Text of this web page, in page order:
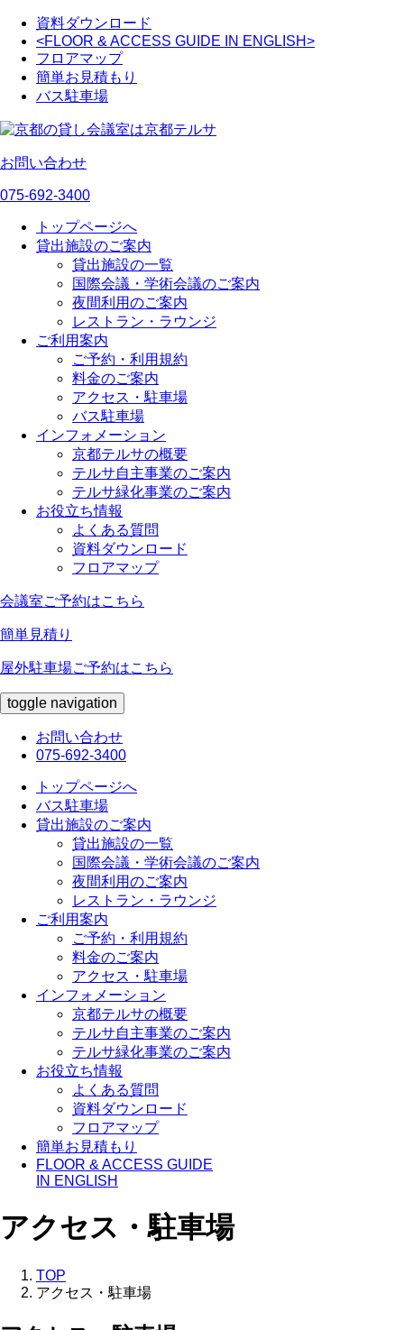
資料ダウンロード
<FLOOR & ACCESS GUIDE IN ENGLISH>
フロアマップ
簡単お見積もり
バス駐車場
お問い合わせ
075-692-3400
トップページへ
貸出施設のご案内
貸出施設の一覧
国際会議・学術会議のご案内
夜間利用のご案内
レストラン・ラウンジ
ご利用案内
ご予約・利用規約
料金のご案内
アクセス・駐車場
バス駐車場
インフォメーション
京都テルサの概要
テルサ自主事業のご案内
テルサ緑化事業のご案内
お役立ち情報
よくある質問
資料ダウンロード
フロアマップ
会議室ご予約はこちら
簡単見積り
屋外駐車場ご予約はこちら
toggle navigation
お問い合わせ
075-692-3400
トップページへ
バス駐車場
貸出施設のご案内
貸出施設の一覧
国際会議・学術会議のご案内
夜間利用のご案内
レストラン・ラウンジ
ご利用案内
ご予約・利用規約
料金のご案内
アクセス・駐車場
インフォメーション
京都テルサの概要
テルサ自主事業のご案内
テルサ緑化事業のご案内
お役立ち情報
よくある質問
資料ダウンロード
フロアマップ
簡単お見積もり
FLOOR & ACCESS GUIDE
IN ENGLISH
アクセス・駐車場
TOP
アクセス・駐車場